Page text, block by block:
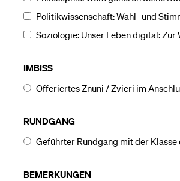
Politikwissenschaft: Wahl- und
Soziologie: Unser Leben digital:
IMBISS
Offeriertes Znüni / Zvieri im
RUNDGANG
Geführter Rundgang mit der
BEMERKUNGEN